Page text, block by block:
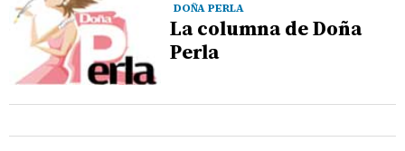
DOÑA PERLA
La columna de Doña
Perla